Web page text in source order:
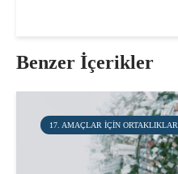
Benzer İçerikler
17. AMAÇLAR IÇIN ORTAKLIKLAR